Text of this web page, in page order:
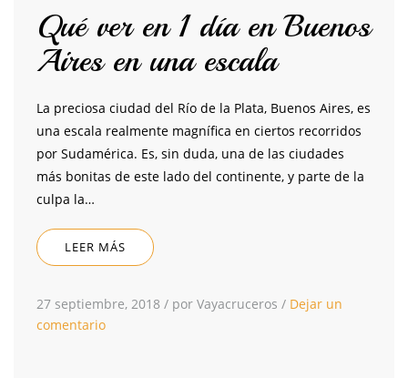
Qué ver en 1 día en Buenos
Aires en una escala
La preciosa ciudad del Río de la Plata, Buenos Aires, es
una escala realmente magnífica en ciertos recorridos
por Sudamérica. Es, sin duda, una de las ciudades
más bonitas de este lado del continente, y parte de la
culpa la…
LEER MÁS
27 septiembre, 2018 / por Vayacruceros / Dejar un
comentario